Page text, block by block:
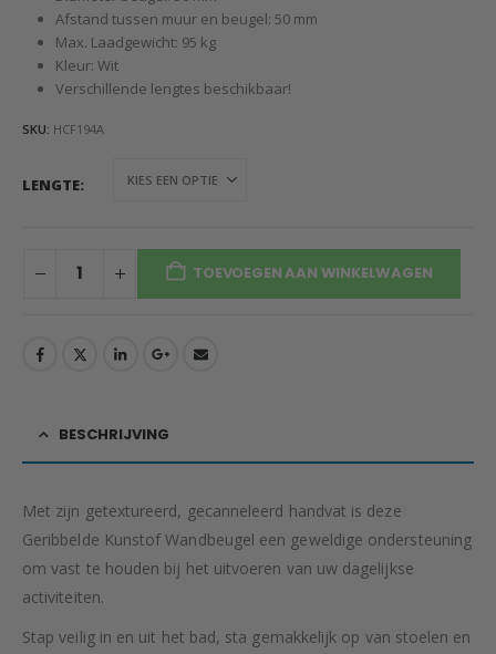
Afstand tussen muur en beugel: 50 mm
Max. Laadgewicht: 95 kg
Kleur: Wit
Verschillende lengtes beschikbaar!
SKU: HCF194A
LENGTE
TOEVOEGEN AAN WINKELWAGEN
BESCHRIJVING
Met zijn getextureerd, gecanneleerd handvat is deze
Geribbelde Kunstof Wandbeugel een geweldige ondersteuning
om vast te houden bij het uitvoeren van uw dagelijkse
activiteiten.
Stap veilig in en uit het bad, sta gemakkelijk op van stoelen en